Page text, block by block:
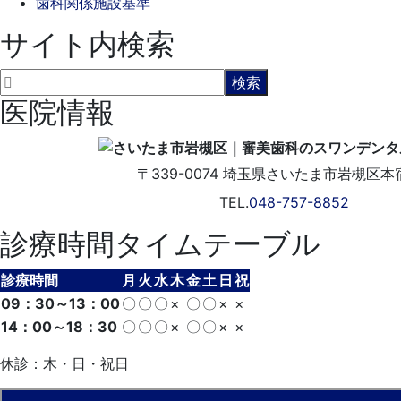
サイト内検索
医院情報
〒339-0074埼玉県さいたま市岩槻区本
TEL.048-757-8852
診療時間タイムテーブル
診療時間 月 火 水木金土 日 祝
09：30～13：00〇 〇 〇 × 〇 〇 × ×
14：00～18：30 〇 〇 〇 × 〇 〇 × ×
休診：木・日・祝日